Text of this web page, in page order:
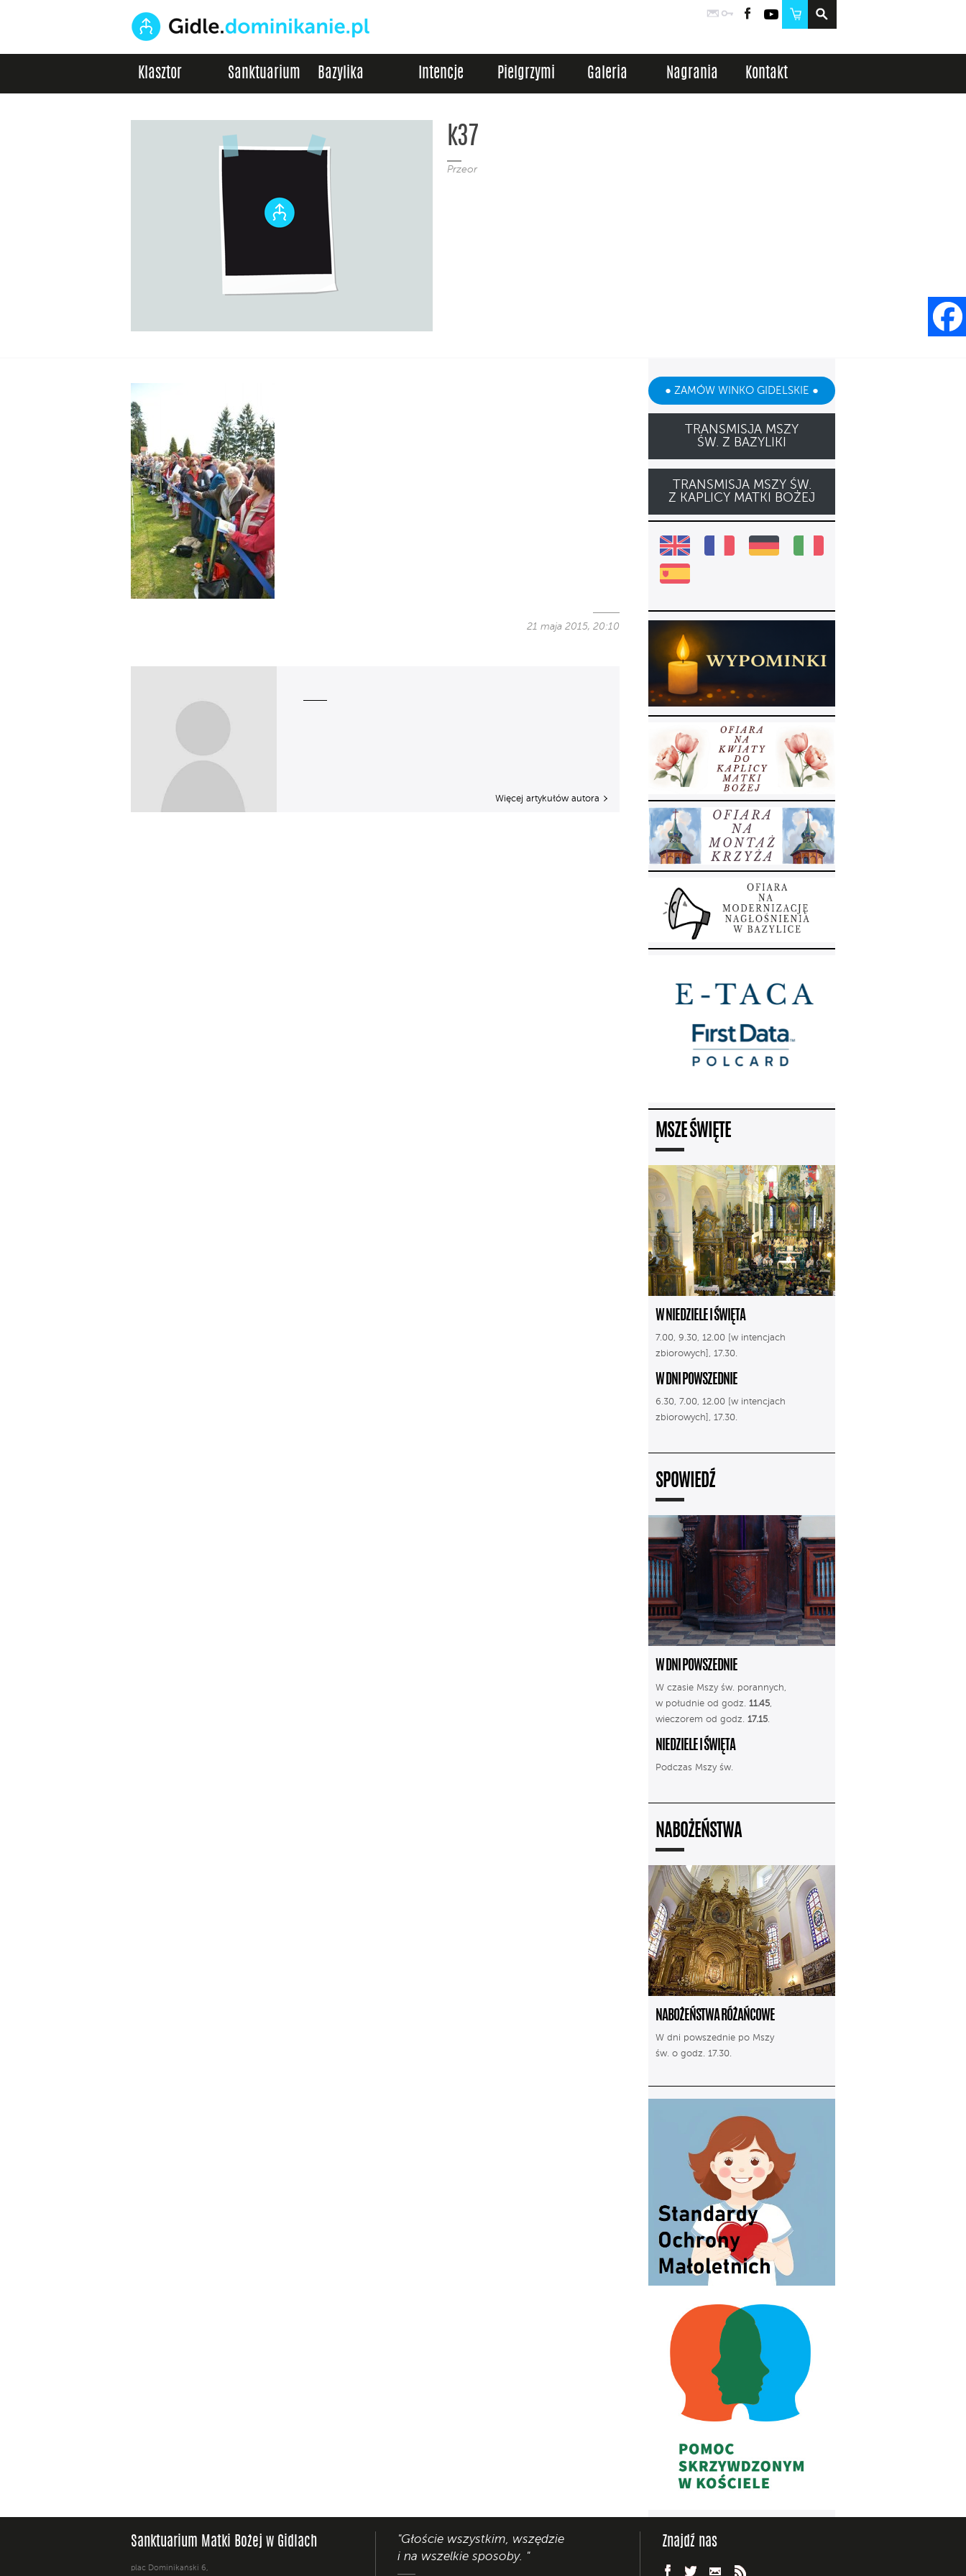
PocztaLogowanie
FacebookYouTube
Sklep
Klasztor Sanktuarium Bazylika Intencje Pielgrzymi Galeria Nagrania Kontakt
k37
Przeor
21 maja 2015, 20:10
Więcej artykułów autora
● ZAMÓW WINKO GIDELSKIE ●
TRANSMISJA MSZY
ŚW. Z BAZYLIKI
TRANSMISJA MSZY ŚW.
Z KAPLICY MATKI BOŻEJ
MSZE ŚWIĘTE
W NIEDZIELE I ŚWIĘTA
7.00, 9.30, 12.00 [w intencjach
zbiorowych], 17.30.
W DNI POWSZEDNIE
6.30, 7.00, 12.00 [w intencjach
zbiorowych], 17.30.
SPOWIEDŹ
W DNI POWSZEDNIE
W czasie Mszy św. porannych,
w południe od godz. 11.45,
wieczorem od godz. 17.15.
NIEDZIELE I ŚWIĘTA
Podczas Mszy św.
NABOŻEŃSTWA
NABOŻEŃSTWA RÓŻAŃCOWE
W dni powszednie po Mszy
św. o godz. 17.30.
Sanktuarium Matki Bożej w Gidlach
plac Dominikański 6,
"Głoście wszystkim, wszędzie
i na wszelkie sposoby. "
Znajdź nas